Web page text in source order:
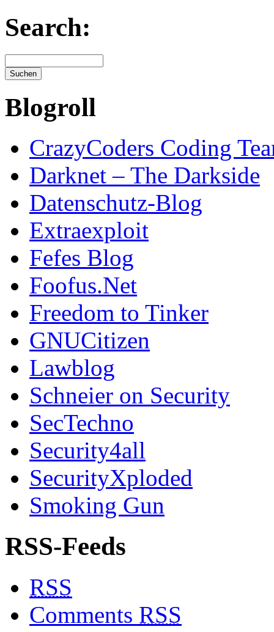
Search:
Blogroll
CrazyCoders Coding
Darknet – The Darkside
Datenschutz-Blog
Extraexploit
Fefes Blog
Foofus.Net
Freedom to Tinker
GNUCitizen
Lawblog
Schneier on Security
SecTechno
Security4all
SecurityXploded
Smoking Gun
RSS-Feeds
RSS
Comments RSS